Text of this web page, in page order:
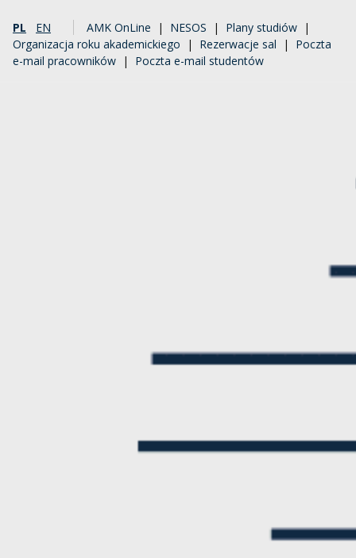
PL EN AMK OnLine | NESOS | Plany studiów |
Organizacja roku akademickiego | Rezerwacje sal | Poczta
e-mail pracowników | Poczta e-mail studentów